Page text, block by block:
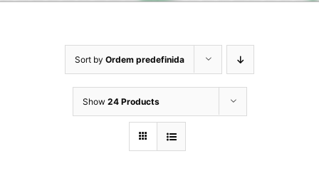
Sort by Ordem predefinida
Show 24 Products